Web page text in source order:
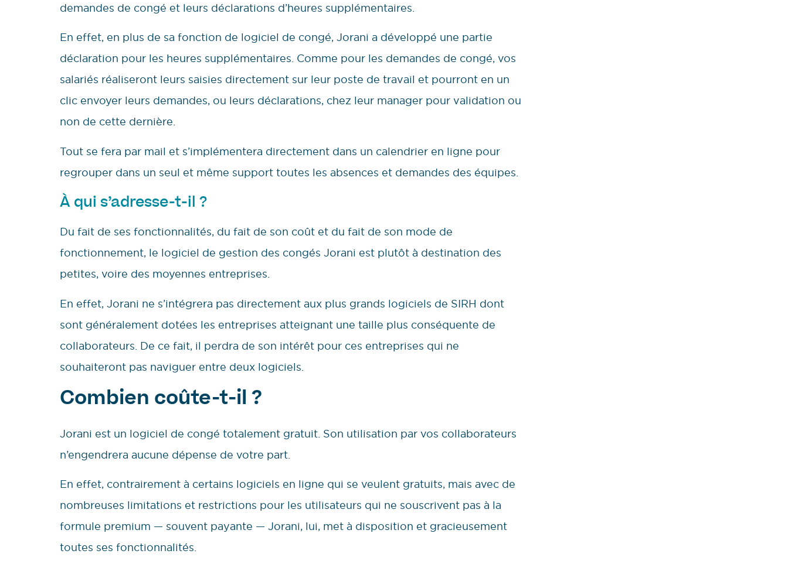
demandes de congé et leurs déclarations d’heures supplémentaires.
En effet, en plus de sa fonction de logiciel de congé, Jorani a développé une partie
déclaration pour les heures supplémentaires. Comme pour les demandes de congé, vos
salariés réaliseront leurs saisies directement sur leur poste de travail et pourront en un
clic envoyer leurs demandes, ou leurs déclarations, chez leur manager pour validation ou
non de cette dernière.
Tout se fera par mail et s’implémentera directement dans un calendrier en ligne pour
regrouper dans un seul et même support toutes les absences et demandes des équipes.
À qui s’adresse-t-il ?
Du fait de ses fonctionnalités, du fait de son coût et du fait de son mode de
fonctionnement, le logiciel de gestion des congés Jorani est plutôt à destination des
petites, voire des moyennes entreprises.
En effet, Jorani ne s’intégrera pas directement aux plus grands logiciels de SIRH dont
sont généralement dotées les entreprises atteignant une taille plus conséquente de
collaborateurs. De ce fait, il perdra de son intérêt pour ces entreprises qui ne
souhaiteront pas naviguer entre deux logiciels.
Combien coûte-t-il ?
Jorani est un logiciel de congé totalement gratuit. Son utilisation par vos collaborateurs
n’engendrera aucune dépense de votre part.
En effet, contrairement à certains logiciels en ligne qui se veulent gratuits, mais avec de
nombreuses limitations et restrictions pour les utilisateurs qui ne souscrivent pas à la
formule premium — souvent payante — Jorani, lui, met à disposition et gracieusement
toutes ses fonctionnalités.